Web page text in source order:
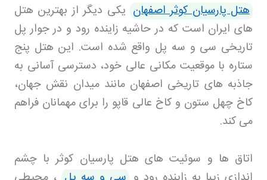
هتل پارسیان کوثر اصفهان یکی دیگر از بهترین هتل
های ایران است که در حاشیه زاینده رود و در جوار پل
تاریخی سی و سه پل واقع شده است. این هتل پنج
ستاره با موقعیت مکانی عالی خود، دسترسی آسانی به
جاذبه های تاریخی اصفهان مانند میدان نقش جهان،
کاخ چهل ستون و کاخ عالی قاپو را برای مهمانان فراهم
می کند.
اتاق ها و سوئیت های هتل پارسیان کوثر با چشم